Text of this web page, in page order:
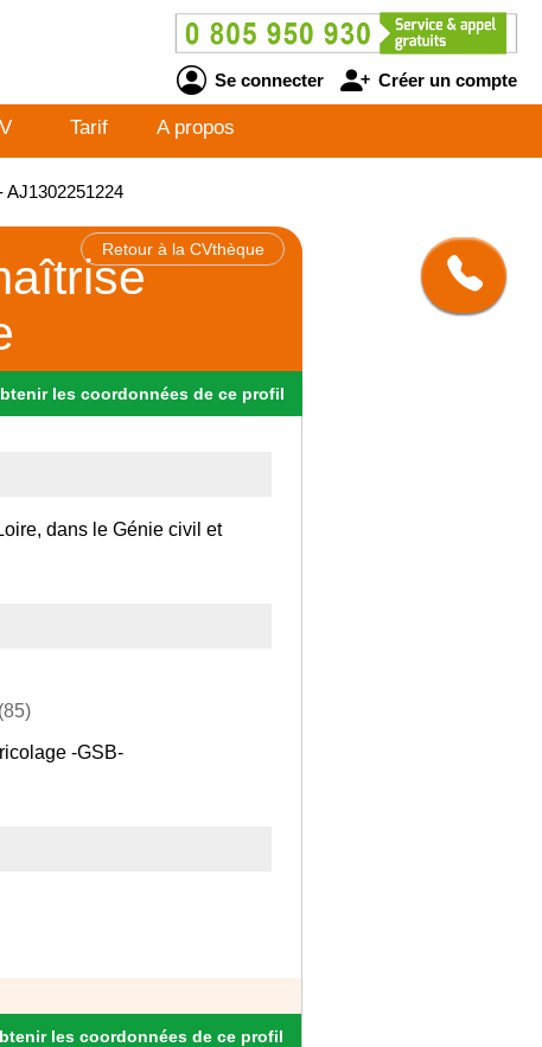
Se connecter Créer un compte
Tarif A propos
AJ1302251224
Retour à la CVthèque
les coordonnées de ce profil
dans le Génie civil et
-GSB-
les coordonnées de ce profil